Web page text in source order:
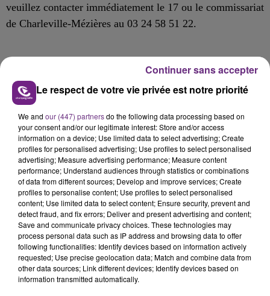
veuillez contacter immédiatement le 17 ou le commissariat
de Charleville-Mézières au 03 24 58 51 22.
FIL D'ACTU
5 août 2026
UN FEU DE REMORQUE BLOQUE LA
CIRCULATION DANS LES ARDENNES
Un feu de remorque s'est déclaré ce mercredi en
fin de matinée sur l'A34.
Le respect de votre vie privée est notre priorité
We and our (447) partnersdo the following data processing based on
your consent and/or our legitimate interest: Store and/or access
information on a device; Use limited data to select advertising; Create
profiles for personalised advertising; Use profiles to select personalised
advertising; Measure advertising performance; Measure content
performance; Understand audiences through statistics or combinations
of data from different sources; Develop and improve services; Create
profiles to personalise content; Use profiles to select personalised
content; Use limited data to select content; Ensure security, prevent and
detect fraud, and fix errors; Deliver and present advertising and content;
Save and communicate privacy choices. These technologies may
process personal data such as IP address and browsing data to offer
following functionalities: Identify devices based on information actively
requested; Use precise geolocation data; Match and combine data from
other data sources; Link different devices; Identify devices based on
information transmitted automatically.
Continuer sans accepter